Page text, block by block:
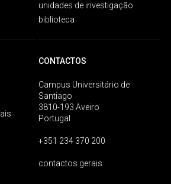
unidades de investigação
biblioteca
CONTACTOS
Campus Universitário de
Santiago
3810-193 Aveiro
Portugal
+351 234 370 200
contactos gerais